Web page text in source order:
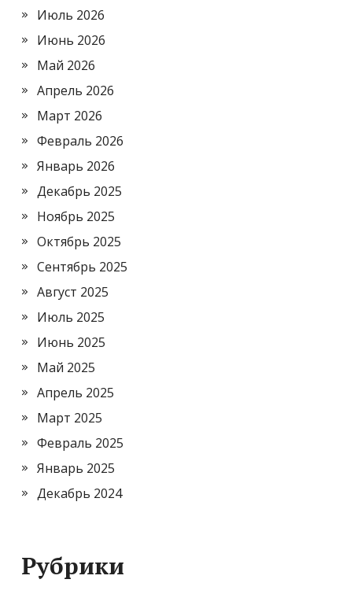
Июль 2026
Июнь 2026
Май 2026
Апрель 2026
Март 2026
Февраль 2026
Январь 2026
Декабрь 2025
Ноябрь 2025
Октябрь 2025
Сентябрь 2025
Август 2025
Июль 2025
Июнь 2025
Май 2025
Апрель 2025
Март 2025
Февраль 2025
Январь 2025
Декабрь 2024
Рубрики